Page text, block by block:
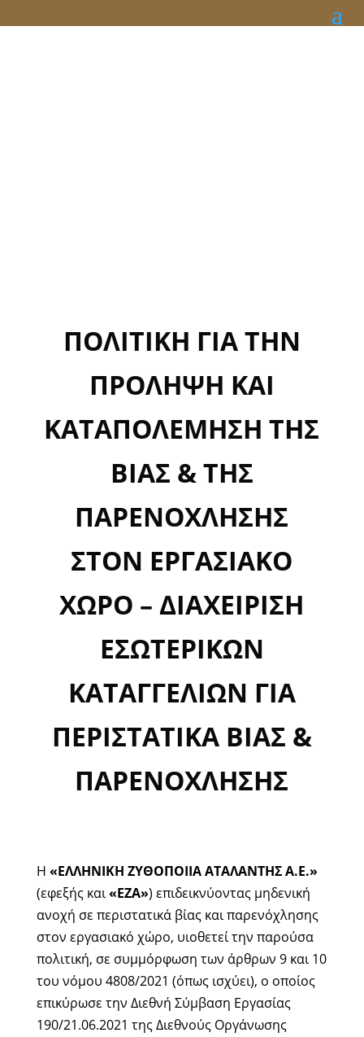
ΠΟΛΙΤΙΚΗ ΓΙΑ ΤΗΝ
ΠΡΟΛΗΨΗ ΚΑΙ
ΚΑΤΑΠΟΛΕΜΗΣΗ ΤΗΣ
ΒΙΑΣ & ΤΗΣ
ΠΑΡΕΝΟΧΛΗΣΗΣ
ΣΤΟΝ ΕΡΓΑΣΙΑΚΟ
ΧΩΡΟ – ΔΙΑΧΕΙΡΙΣΗ
ΕΣΩΤΕΡΙΚΩΝ
ΚΑΤΑΓΓΕΛΙΩΝ ΓΙΑ
ΠΕΡΙΣΤΑΤΙΚΑ ΒΙΑΣ &
ΠΑΡΕΝΟΧΛΗΣΗΣ
Η «ΕΛΛΗΝΙΚΗ ΖΥΘΟΠΟΙΙΑ ΑΤΑΛΑΝΤΗΣ Α.Ε.»
(εφεξής και«ΕΖΑ») επιδεικνύοντας μηδενική
ανοχή σε περιστατικά βίας και παρενόχλησης
στον εργασιακό χώρο, υιοθετεί την παρούσα
πολιτική, σε συμμόρφωση των άρθρων 9 και 10
του νόμου 4808/2021 (όπως ισχύει), ο οποίος
επικύρωσε την Διεθνή Σύμβαση Εργασίας
190/21.06.2021 της Διεθνούς Οργάνωσης